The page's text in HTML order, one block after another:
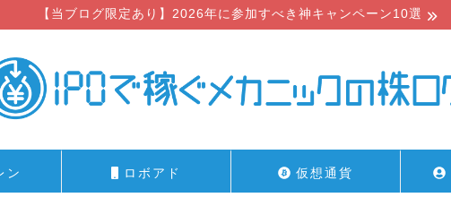
【当ブログ限定あり】2026年に参加すべき神キャンペーン10選
ン ロボアド 仮想通貨